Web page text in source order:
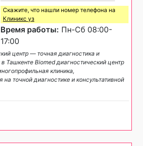
Скажите, что нашли номер телефона на
Клиникс уз
Время работы: Пн-Сб 08:00-
17:00
центр — точная диагностика и
Ташкенте Biomed диагностический центр
клиника,
точной диагностике и консультативной